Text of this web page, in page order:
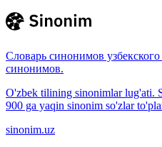
Словарь синонимов
синонимов.
O'zbek tilining sinonimlar lug'ati.
900 ga yaqin sinonim so'zlar
sinonim.uz